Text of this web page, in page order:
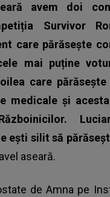
avem doi
Survivor
care părăsește
mai puține
care
medicale și
ești silit să
aseară.
de Amna pe